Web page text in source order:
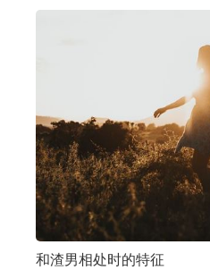
和渣男相处时的特征